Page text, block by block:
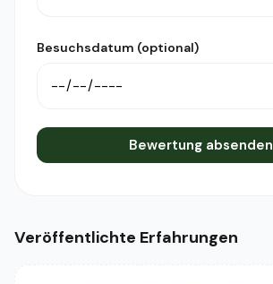
Besuchsdatum (optional)
Bewertung absenden
Veröffentlichte Erfahrungen